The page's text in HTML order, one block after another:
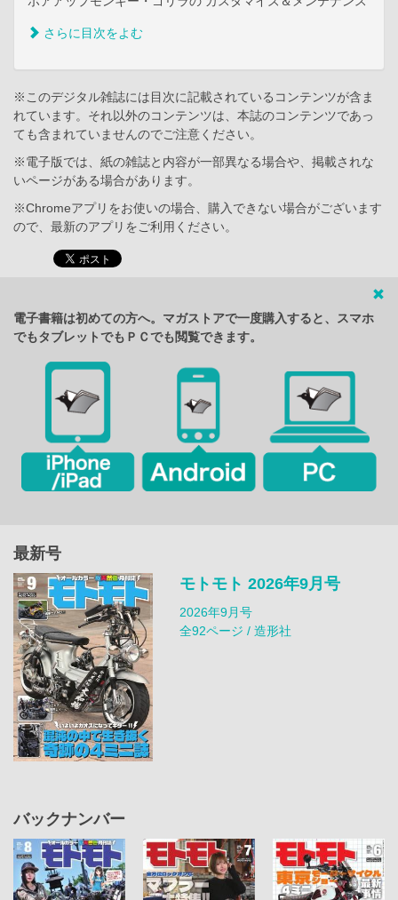
さらに目次をよむ
※このデジタル雑誌には目次に記載されているコンテンツが含ま
れています。それ以外のコンテンツは、本誌のコンテンツであっ
ても含まれていませんのでご注意ください。
※電子版では、紙の雑誌と内容が一部異なる場合や、掲載されな
いページがある場合があります。
※Chromeアプリをお使いの場合、購入できない場合がございます
ので、最新のアプリをご利用ください。
電子書籍は初めての方へ。マガストアで一度購入すると、スマホ
でもタブレットでもＰＣでも閲覧できます。
最新号
モトモト 2026年9月号
2026年9月号
全92ページ / 造形社
バックナンバー